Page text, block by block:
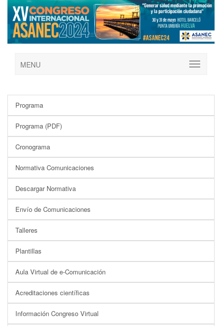
MENU
Programa
Programa (PDF)
Cronograma
Normativa Comunicaciones
Descargar Normativa
Envío de Comunicaciones
Talleres
Plantillas
Aula Virtual de e-Comunicación
Acreditaciones científicas
Información Congreso Virtual